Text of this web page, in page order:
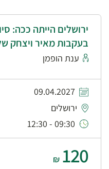
ירושלים הייתה ככה:
בעקבות מאיר ויצחק
ענת הופמן
09.04.2027
ירושלים
09:30 - 12:30
120
₪